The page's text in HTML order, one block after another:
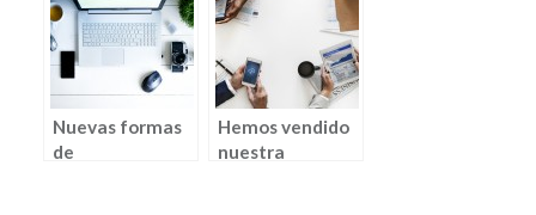
Iker Zubiaur)
canal de venta
compra al
cliente ( por
Leire Andres)
Nuevas formas
de
Hemos vendido
nuestra